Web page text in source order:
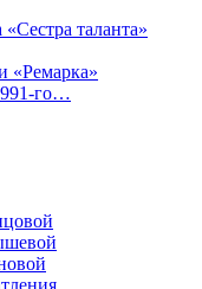
«Сестра таланта»
«Ремарка»
го…